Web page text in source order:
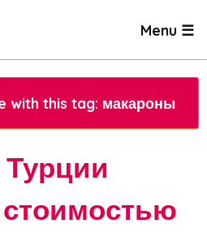
Menu ☰
with this tag: макароны